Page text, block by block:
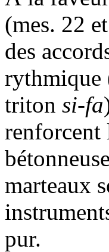
(mes. 22
des
rythmique
triton si-fa
renforcent
marteaux
pur.